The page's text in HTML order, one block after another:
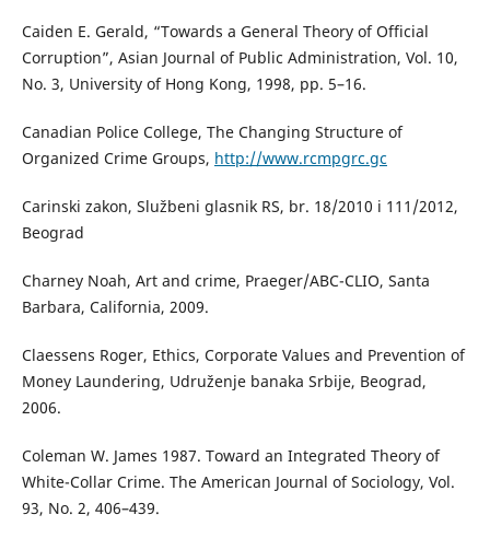
Caiden E. Gerald, “Towards a General Theory of Official
Corruption”, Asian Journal of Public Administration, Vol. 10,
No. 3, University of Hong Kong, 1998, pp. 5–16.
Canadian Police College, The Changing Structure of
Organized Crime Groups, http://www.rcmpgrc.gc
Carinski zakon, Službeni glasnik RS, br. 18/2010 i 111/2012,
Beograd
Charney Noah, Art and crime, Praeger/ABC-CLIO, Santa
Barbara, California, 2009.
Claessens Roger, Ethics, Corporate Values and Prevention of
Money Laundering, Udruženje banaka Srbije, Beograd,
2006.
Coleman W. James 1987. Toward an Integrated Theory of
White-Collar Crime. The American Journal of Sociology, Vol.
93, No. 2, 406–439.